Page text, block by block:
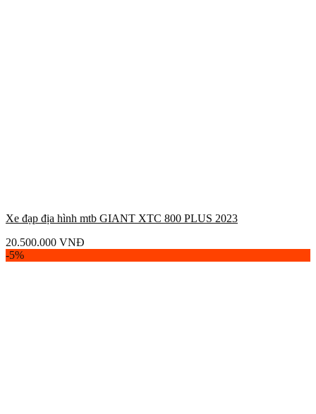
Xe đạp địa hình mtb GIANT XTC 800 PLUS 2023
20.500.000 VNĐ
-5%